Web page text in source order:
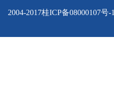
2004-2017桂ICP备08000107号-1